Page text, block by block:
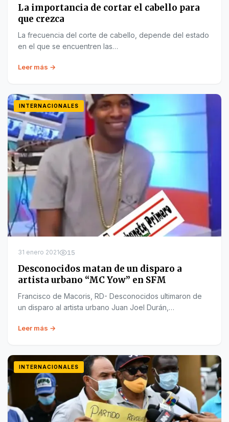
La importancia de cortar el cabello para
que crezca
La frecuencia del corte de cabello, depende del estado
en el que se encuentren las…
Leer más →
INTERNACIONALES
31 enero 2021 15
Desconocidos matan de un disparo a
artista urbano “MC Yow” en SFM
Francisco de Macoris, RD- Desconocidos ultimaron de
un disparo al artista urbano Juan Joel Durán,…
Leer más →
INTERNACIONALES